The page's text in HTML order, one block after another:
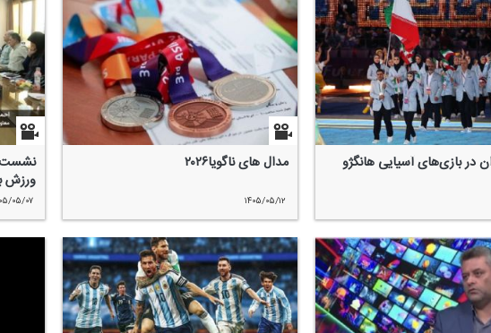
در بازی‌های آسیایی هانگژو مدال های ناگویا۲۰۲۶
۱۴۰۵/۰۵/۱۲
نشست
ورزش
۱۴۰۵/